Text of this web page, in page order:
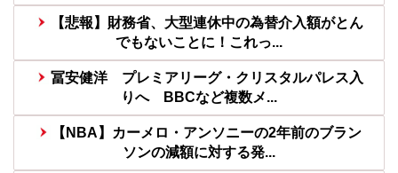
【悲報】財務省、大型連休中の為替介入額がとん
でもないことに！これっ...
冨安健洋 プレミアリーグ・クリスタルパレス入
りへ BBCなど複数メ...
【NBA】カーメロ・アンソニーの2年前のブラン
ソンの減額に対する発...